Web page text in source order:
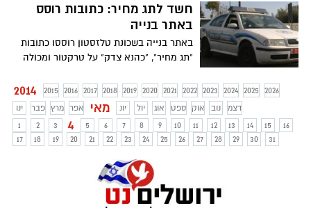
אילן שמואל, בן 51, תושב מושב זכריה בגין
עשרות עבירות של עבירות מין בקטינות
חשד לתג מחיר: כתובות רוסס
באתר בנייה
באתר בנייה בשכונת טלזסטון רוססו כתובות
"תג מחיר", "כהנא צדק" על טרקטור ומכולה
החשודים מודים במיוחס להם
2014 2015 2016 2017 2018 2019 2020 2021 2022 2023 2024 2025
2026
ינו
פבר מרץ אפר מאי יונ יול אוג ספט אוק נוב
דצמ
1
2 3 4 5 6 7 8 9 10 11 12 13 14 15
16
17
18 19 20 21 22 23 24 25 26 27 28 29 30 31